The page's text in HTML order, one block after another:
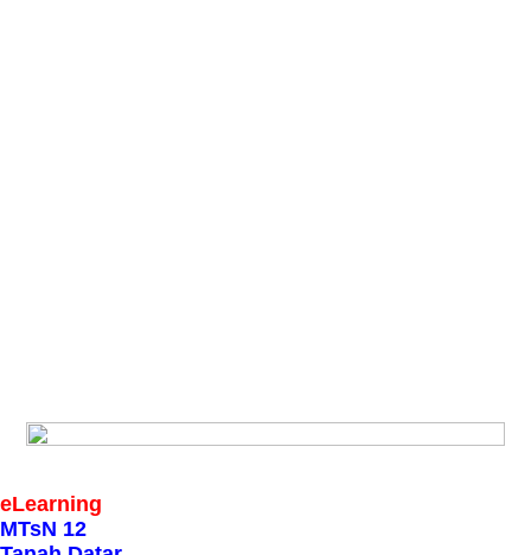
eLearning
MTsN 12